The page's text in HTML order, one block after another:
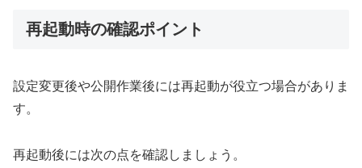
再起動時の確認ポイント
設定変更後や公開作業後には再起動が役立つ場合がありま
す。
再起動後には次の点を確認しましょう。